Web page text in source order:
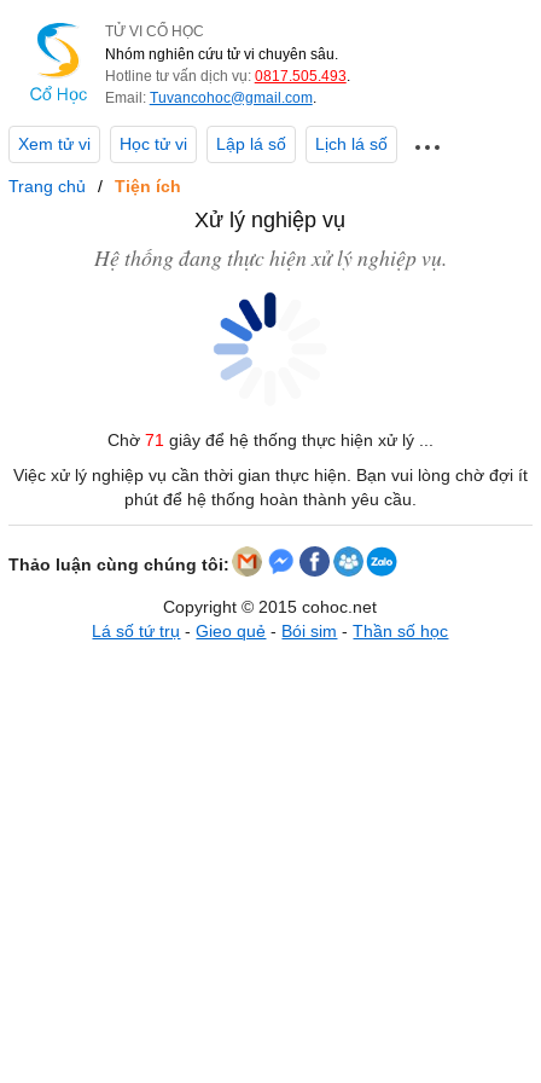
TỬ VI CỔ HỌC
Nhóm nghiên cứu tử vi chuyên sâu.
Hotline tư vấn dịch vụ: 0817.505.493.
Email: Tuvancohoc@gmail.com.
Xem tử vi Học tử vi Lập lá số Lịch lá số
Trang chủ Tiện ích
Xử lý nghiệp vụ
Hệ thống đang thực hiện xử lý nghiệp vụ.
Chờ 71 giây để hệ thống thực hiện xử lý ...
Việc xử lý nghiệp vụ cần thời gian thực hiện. Bạn vui lòng chờ đợi ít
phút để hệ thống hoàn thành yêu cầu.
Thảo luận cùng chúng tôi:
Copyright © 2015 cohoc.net
Lá số tứ trụ -Gieo quẻ - Bói sim -Thần số học